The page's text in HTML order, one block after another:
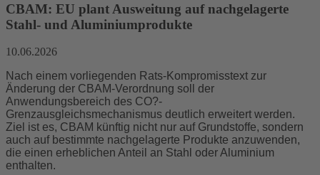
CBAM: EU plant Ausweitung auf nachgelagerte
Stahl- und Aluminiumprodukte
10.06.2026
Nach einem vorliegenden Rats-Kompromisstext zur
Änderung der CBAM-Verordnung soll der
Anwendungsbereich des CO?-
Grenzausgleichsmechanismus deutlich erweitert werden.
Ziel ist es, CBAM künftig nicht nur auf Grundstoffe, sondern
auch auf bestimmte nachgelagerte Produkte anzuwenden,
die einen erheblichen Anteil an Stahl oder Aluminium
enthalten.